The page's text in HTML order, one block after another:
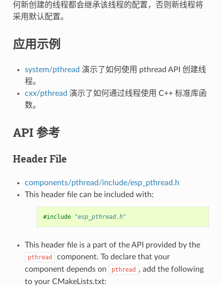
何新创建的线程都会继承该线程的配置，否则新线程将
采用默认配置。
应用示例
system/pthread 演示了如何使用 pthread API 创建线
程。
cxx/pthread 演示了如何通过线程使用 C++ 标准库函
数。
API 参考
Header File
components/pthread/include/esp_pthread.h
This header file can be included with:
#include "esp_pthread.h"
This header file is a part of the API provided by the
pthread
component. To declare that your
component depends on
pthread
, add the following
to your CMakeLists.txt: